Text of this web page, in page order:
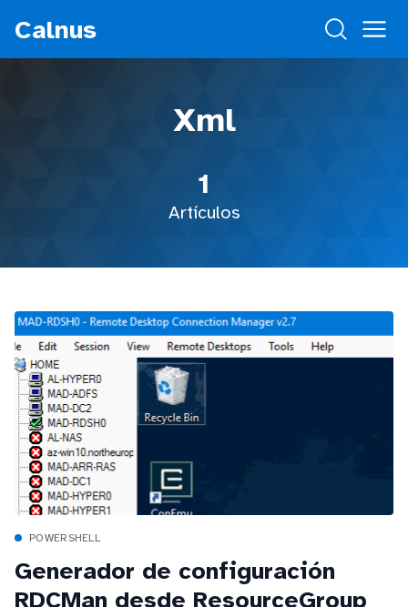
Calnus
Xml
1
Artículos
POWERSHELL
Generador de configuración
RDCMan desde ResourceGroup